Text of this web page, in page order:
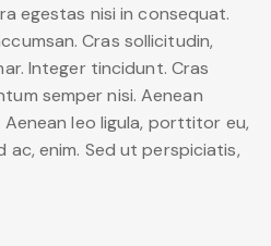
egestas nisi in consequat.
Cras sollicitudin,
Integer tincidunt. Cras
semper nisi. Aenean
leo ligula, porttitor eu,
enim. Sed ut perspiciatis,